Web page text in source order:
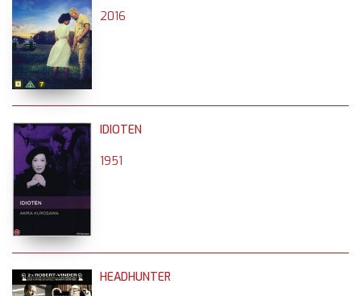
2016
IDIOTEN
1951
HEADHUNTER